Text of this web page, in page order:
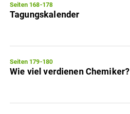
Seiten 168-178
Tagungskalender
Seiten 179-180
Wie viel verdienen Chemiker?